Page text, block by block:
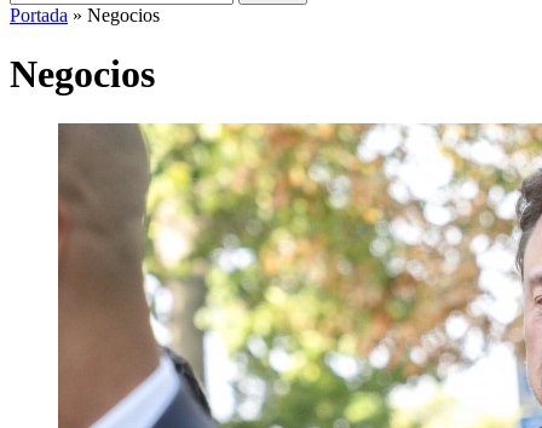
Portada » Negocios
Negocios